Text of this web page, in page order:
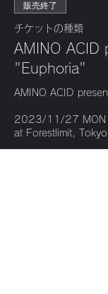
販売終了
チケットの種類
AMINO ACID
"Euphoria"
AMINO ACID
2023/11/27
at Forestlimit, Tokyo